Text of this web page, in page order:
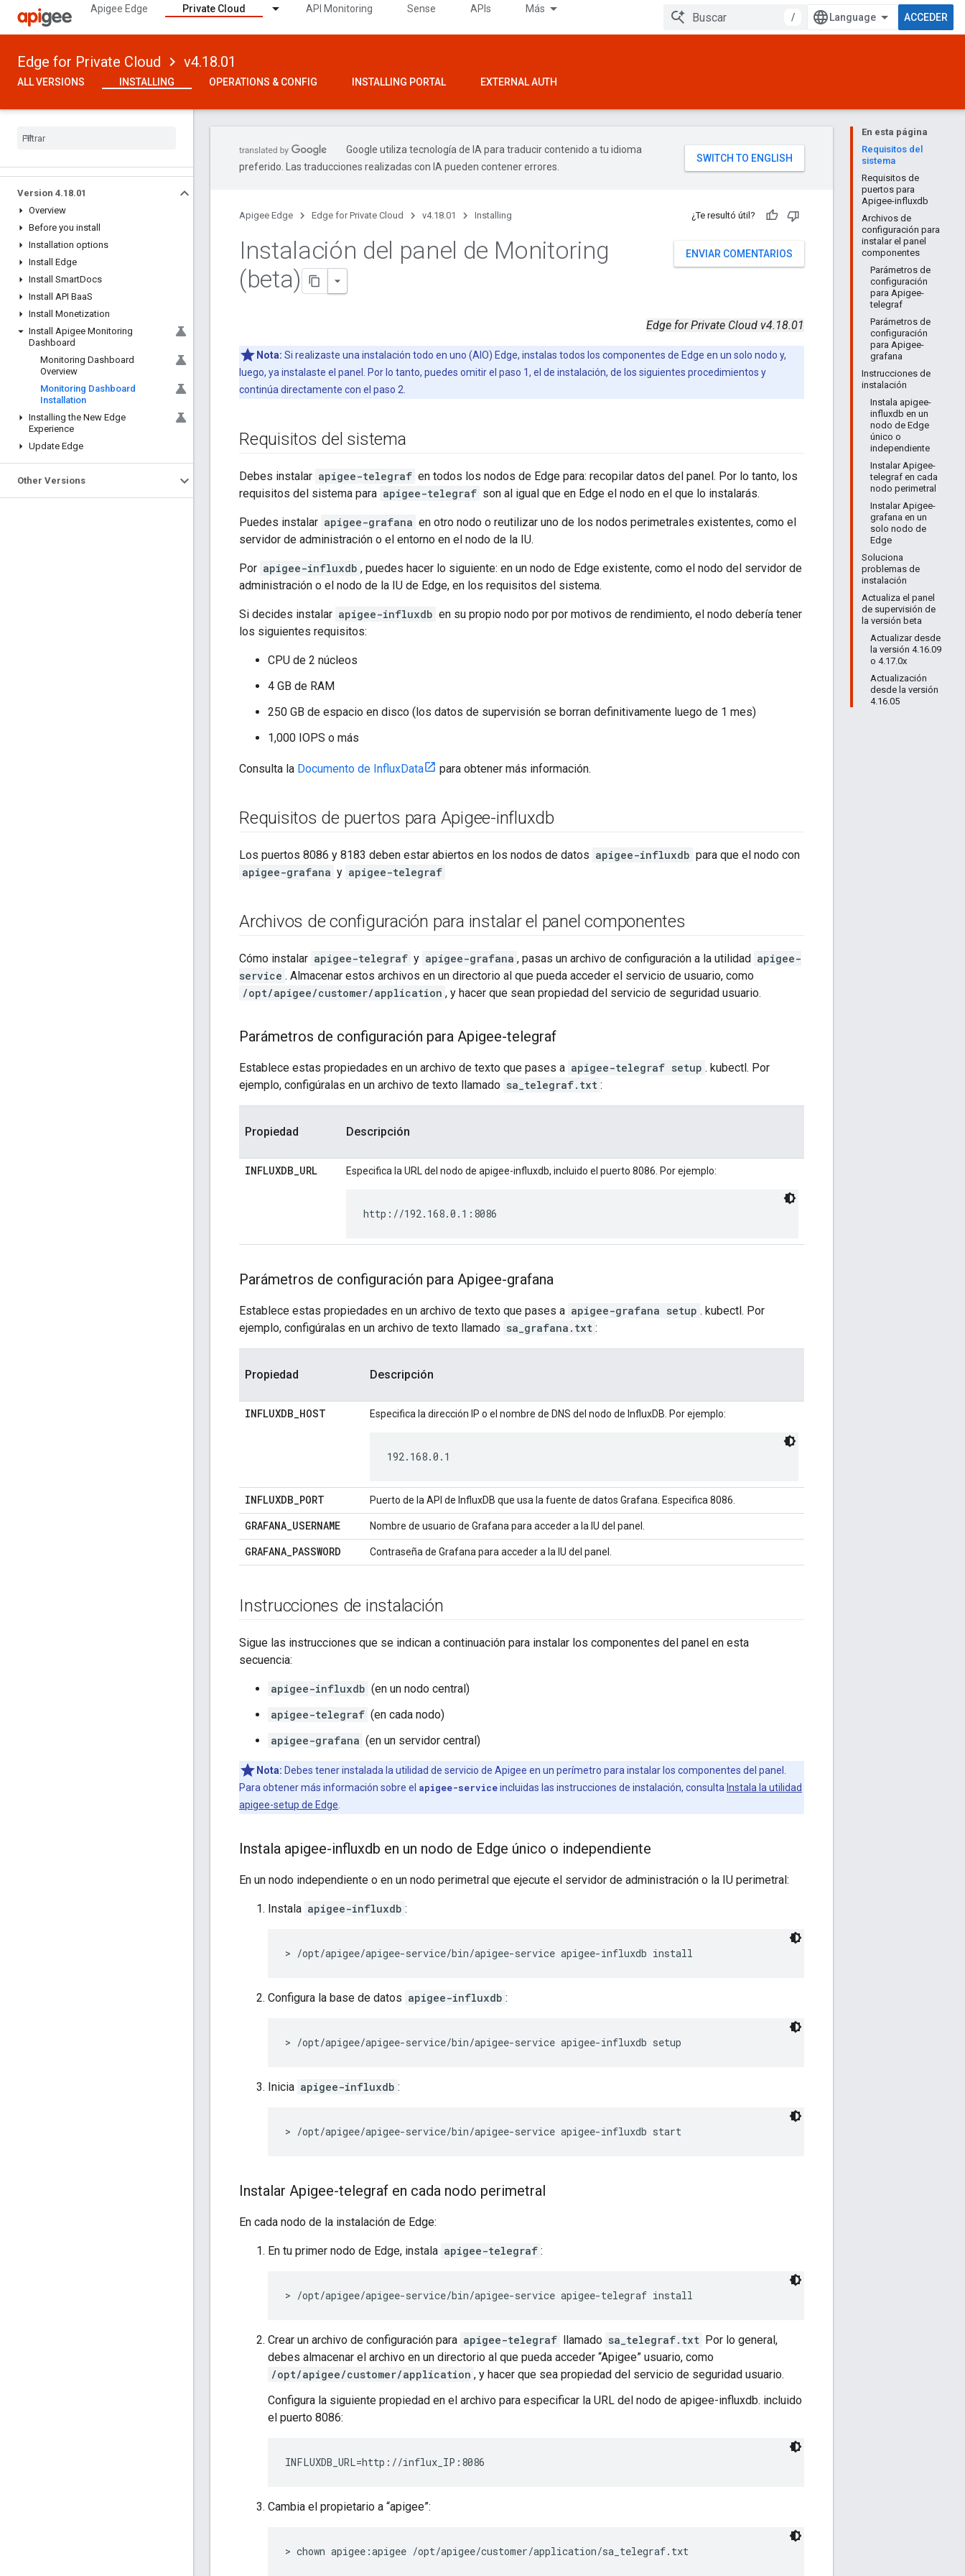
Apigee Edge Private Cloud API Monitoring Sense APIs Más
/ ACCEDER
Edge for Private Cloud v4.18.01
ALL VERSIONS INSTALLING OPERATIONS & CONFIG INSTALLING PORTAL EXTERNAL AUTH
Version 4.18.01
Overview
Before you install
Installation options
Install Edge
Install SmartDocs
Install API BaaS
Install Monetization
Install Apigee Monitoring
Dashboard
Monitoring Dashboard
Overview
Monitoring Dashboard
Installation
Installing the New Edge
Experience
Update Edge
Other Versions
En esta página
Requisitos del
sistema
Requisitos de
puertos para
Apigee-influxdb
Archivos de
configuración para
instalar el panel
componentes
Parámetros de
configuración
para Apigee-
telegraf
Parámetros de
configuración
para Apigee-
grafana
Instrucciones de
instalación
Instala apigee-
influxdb en un
nodo de Edge
único o
independiente
Instalar Apigee-
telegraf en cada
nodo perimetral
Instalar Apigee-
grafana en un
solo nodo de
Edge
Soluciona
problemas de
instalación
Actualiza el panel
de supervisión de
la versión beta
Actualizar desde
la versión 4.16.09
o 4.17.0x
Actualización
desde la versión
4.16.05
Google utiliza tecnología de IA para traducir contenido a tu idioma
preferido. Las traducciones realizadas con IA pueden contener errores.
Apigee Edge Edge for Private Cloud v4.18.01 Installing ¿Te resultó útil?
ENVIAR COMENTARIOS
Instalación del panel de Monitoring
(beta)
Edge for Private Cloud v4.18.01
Nota: Si realizaste una instalación todo en uno (AIO) Edge, instalas todos los componentes de Edge en un solo nodo y,
luego, ya instalaste el panel. Por lo tanto, puedes omitir el paso 1, el de instalación, de los siguientes procedimientos y
continúa directamente con el paso 2.
Requisitos del sistema
Debes instalar apigee-telegraf en todos los nodos de Edge para: recopilar datos del panel. Por lo tanto, los
requisitos del sistema para apigee-telegraf son al igual que en Edge el nodo en el que lo instalarás.
Puedes instalar apigee-grafana en otro nodo o reutilizar uno de los nodos perimetrales existentes, como el
servidor de administración o el entorno en el nodo de la IU.
Por apigee-influxdb , puedes hacer lo siguiente: en un nodo de Edge existente, como el nodo del servidor de
administración o el nodo de la IU de Edge, en los requisitos del sistema.
Si decides instalar apigee-influxdb en su propio nodo por por motivos de rendimiento, el nodo debería tener
los siguientes requisitos:
CPU de 2 núcleos
4 GB de RAM
250 GB de espacio en disco (los datos de supervisión se borran definitivamente luego de 1 mes)
1,000 IOPS o más
Consulta la Documento de InfluxData para obtener más información.
Requisitos de puertos para Apigee-influxdb
Los puertos 8086 y 8183 deben estar abiertos en los nodos de datos apigee-influxdb para que el nodo con
apigee-grafana y apigee-telegraf
Archivos de configuración para instalar el panel componentes
Cómo instalar apigee-telegraf y apigee-grafana , pasas un archivo de configuración a la utilidad apigee-
service . Almacenar estos archivos en un directorio al que pueda acceder el servicio de usuario, como
/opt/apigee/customer/application , y hacer que sean propiedad del servicio de seguridad usuario.
Parámetros de configuración para Apigee-telegraf
Establece estas propiedades en un archivo de texto que pases a apigee-telegraf setup . kubectl. Por
ejemplo, configúralas en un archivo de texto llamado sa_telegraf.txt :
Propiedad Descripción
INFLUXDB_URL Especifica la URL del nodo de apigee-influxdb, incluido el puerto 8086. Por ejemplo:
http://192.168.0.1:8086
Parámetros de configuración para Apigee-grafana
Establece estas propiedades en un archivo de texto que pases a apigee-grafana setup . kubectl. Por
ejemplo, configúralas en un archivo de texto llamado sa_grafana.txt :
Propiedad Descripción
INFLUXDB_HOST Especifica la dirección IP o el nombre de DNS del nodo de InfluxDB. Por ejemplo:
192.168.0.1
INFLUXDB_PORT Puerto de la API de InfluxDB que usa la fuente de datos Grafana. Especifica 8086.
GRAFANA_USERNAME Nombre de usuario de Grafana para acceder a la IU del panel.
GRAFANA_PASSWORD Contraseña de Grafana para acceder a la IU del panel.
Instrucciones de instalación
Sigue las instrucciones que se indican a continuación para instalar los componentes del panel en esta
secuencia:
apigee-influxdb (en un nodo central)
apigee-telegraf (en cada nodo)
apigee-grafana (en un servidor central)
Nota: Debes tener instalada la utilidad de servicio de Apigee en un perímetro para instalar los componentes del panel.
Para obtener más información sobre el apigee-serviceincluidas las instrucciones de instalación, consulta Instala la utilidad
apigee-setup de Edge
Instala apigee-influxdb en un nodo de Edge único o independiente
En un nodo independiente o en un nodo perimetral que ejecute el servidor de administración o la IU perimetral:
Instala apigee-influxdb :
> /opt/apigee/apigee-service/bin/apigee-service apigee-influxdb install
Configura la base de datos apigee-influxdb :
> /opt/apigee/apigee-service/bin/apigee-service apigee-influxdb setup
Inicia apigee-influxdb :
> /opt/apigee/apigee-service/bin/apigee-service apigee-influxdb start
Instalar Apigee-telegraf en cada nodo perimetral
En cada nodo de la instalación de Edge:
En tu primer nodo de Edge, instala apigee-telegraf :
> /opt/apigee/apigee-service/bin/apigee-service apigee-telegraf install
Crear un archivo de configuración para apigee-telegraf llamado sa_telegraf.txt Por lo general,
debes almacenar el archivo en un directorio al que pueda acceder “Apigee” usuario, como
/opt/apigee/customer/application , y hacer que sea propiedad del servicio de seguridad usuario.
Configura la siguiente propiedad en el archivo para especificar la URL del nodo de apigee-influxdb. incluido
el puerto 8086:
INFLUXDB_URL=http://influx_IP:8086
Cambia el propietario a “apigee”:
> chown apigee:apigee /opt/apigee/customer/application/sa_telegraf.txt